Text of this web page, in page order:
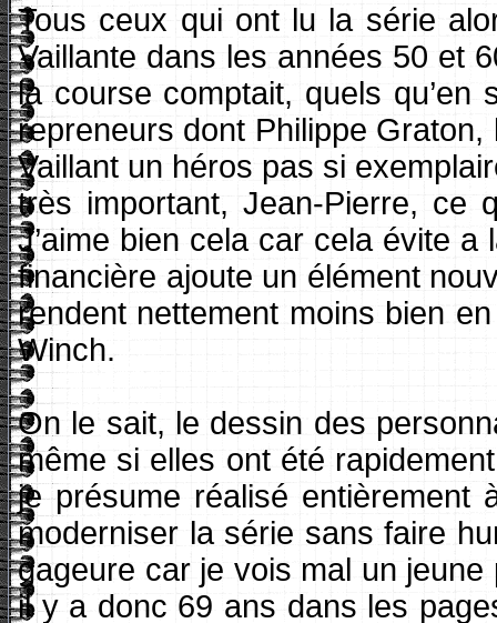
Tous ceux qui ont lu la série
Vaillante dans les années 50 et
la course comptait, quels
repreneurs dont Philippe
Vaillant un héros pas si
très important, Jean-Pierre, ce
J’aime bien cela car cela évite
financière ajoute un élément
rendent nettement moins bien
Winch.
On le sait, le dessin des
même si elles ont été
je présume réalisé entièrement
moderniser la série sans faire
gageure car je vois mal un
il y a donc 69 ans dans les